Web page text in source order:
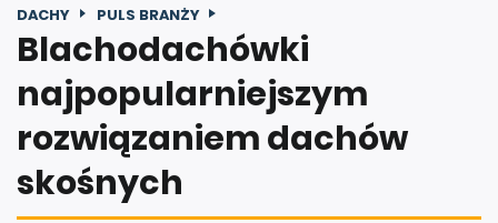
DACHY PULS BRANŻY
Blachodachówki
najpopularniejszym
rozwiązaniem dachów
skośnych